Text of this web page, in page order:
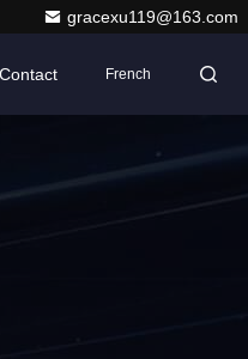
gracexu119@163.com
Contact French